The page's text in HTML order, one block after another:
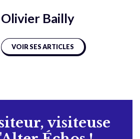
Olivier Bailly
VOIR SES ARTICLES
visiteuse